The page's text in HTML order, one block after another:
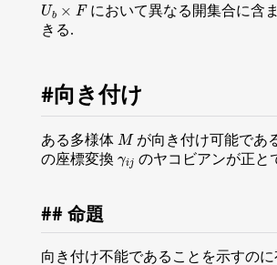
において異なる開集合に含
きる.
向き付け
ある多様体 Mが向き付け可能であ
の座標変換 γij のヤコビアンが正と
命題
向き付け不能であることを示すの